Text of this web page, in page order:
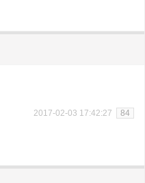
2017-02-03 17:42:27 84